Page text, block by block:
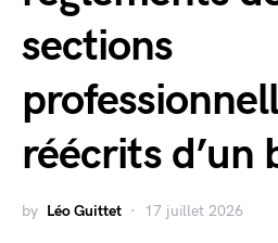
sections
réécrits d’un
by Léo Guittet 17 juillet 2026